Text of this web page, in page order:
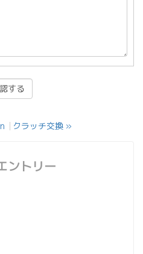
クラッチ交換 »
ントリー